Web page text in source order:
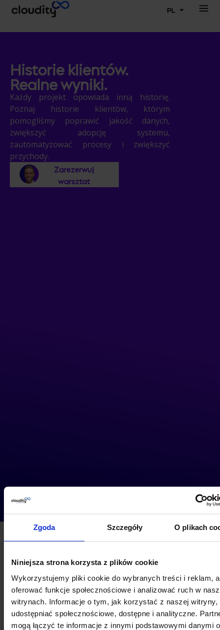
Zgoda Szczegóły O plikach
Niniejsza strona korzysta z plików cookie
Wykorzystujemy pliki cookie do wybranych treści i reklam,
oferować funkcje społecznościowe i analizować ruch w
witrynach. Informacje o tym, jak korzystać z naszej witryny,
udostępniać społecznościowe, dostępne i analityczne.
mogą łączyć te informacje z innymi podstawowymi danymi
PL
Historie klientów.
Realne wyniki.
Każdy projekt opowiada inną historię.
Poznaj historie klientów, którym
pomogliśmy poprawić jakość danych,
zwiększyć adopcję systemu,
zautomatyzować procesy i zwiększyć
przychody.
Zarezerwuj
warsztat
naszych klientów
Usługi : Wszystkie
Branża : Wszystkie ▼